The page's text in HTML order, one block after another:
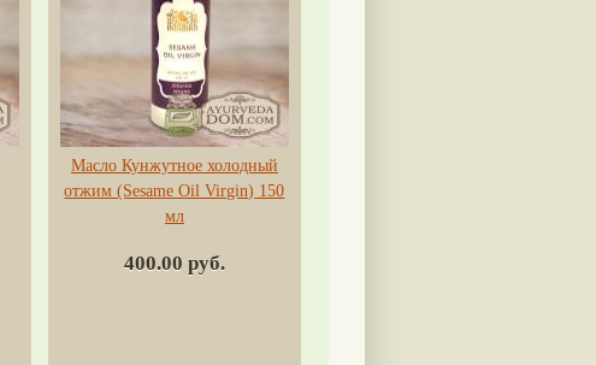
Масло Кунжутное холодный
отжим (Sesame Oil Virgin) 150
мл
400.00 руб.